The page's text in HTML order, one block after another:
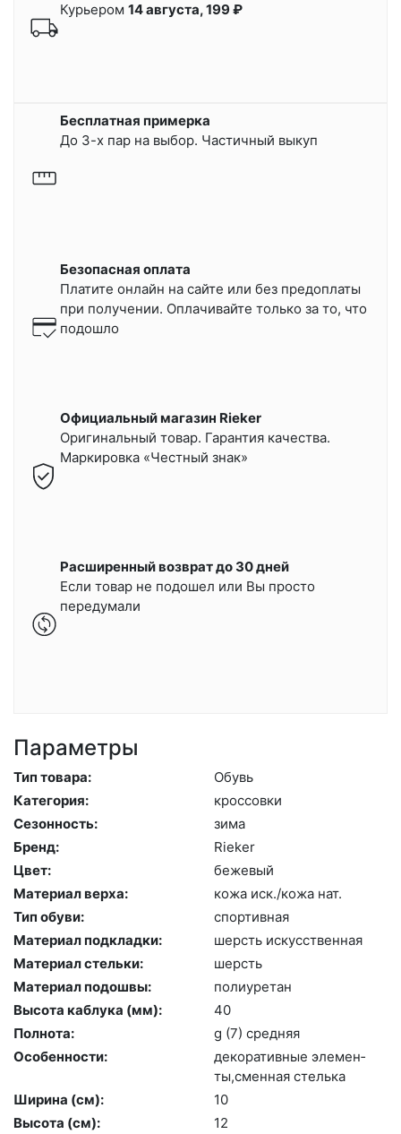
Курьером 14 августа, 199 ₽
Бесплатная примерка
До 3-х пар на выбор. Частичный выкуп
Безопасная оплата
Платите онлайн на сайте или без предоплаты
при получении. Оплачивайте только за то, что
подошло
Официальный магазин Rieker
Оригинальный товар. Гарантия качества.
Маркировка «Честный знак»
Расширенный возврат до 30 дней
Если товар не подошел или Вы просто
передумали
Параметры
Тип товара:
Обувь
Категория:
крос­совки
Сезонность:
зи­ма
Бренд:
Ri­eker
Цвет:
бе­жевый
Материал верха:
ко­жа иск./ко­жа нат.
Тип обуви:
спор­тивная
Материал подкладки:
шерсть ис­кусс­твен­ная
Материал стельки:
шерсть
Материал подошвы:
по­ли­уре­тан
Высота каблука (мм):
40
Полнота:
g (7) сред­няя
Особенности:
де­кора­тив­ные эле­мен­
ты,смен­ная стель­ка
Ширина (см):
10
Высота (cм):
12